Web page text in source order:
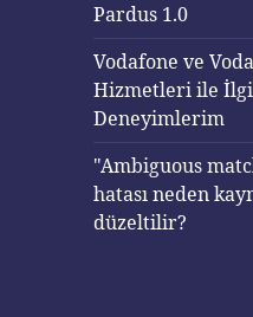
Pardus 1.0
Vodafone ve
Hizmetleri ile
Deneyimlerim
"Ambiguous
hatası neden
düzeltilir?